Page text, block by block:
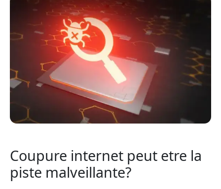
Coupure internet peut etre la
piste malveillante?